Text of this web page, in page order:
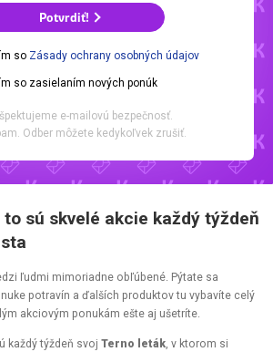
Potvrdiť!
so Zásady ochrany osobných údajov
so zasielaním nových ponúk
e-mailovú bezpečnosť.
Odber môžete kedykoľvek zrušiť.
sú skvelé akcie každý týždeň
ľudmi mimoriadne obľúbené. Pýtate sa
potravín a ďalších produktov tu vybavíte celý
akciovým ponukám ešte aj ušetríte.
každý týždeň svoj Terno leták, v ktorom si